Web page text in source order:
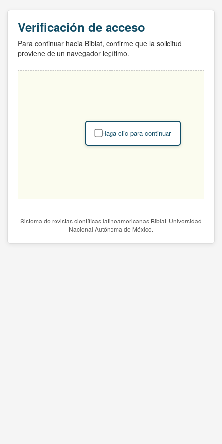
Verificación de acceso
Para continuar hacia Biblat, confirme que la solicitud
proviene de un navegador legítimo.
Haga clic para continuar
Sistema de revistas científicas latinoamericanas Biblat. Universidad
Nacional Autónoma de México.